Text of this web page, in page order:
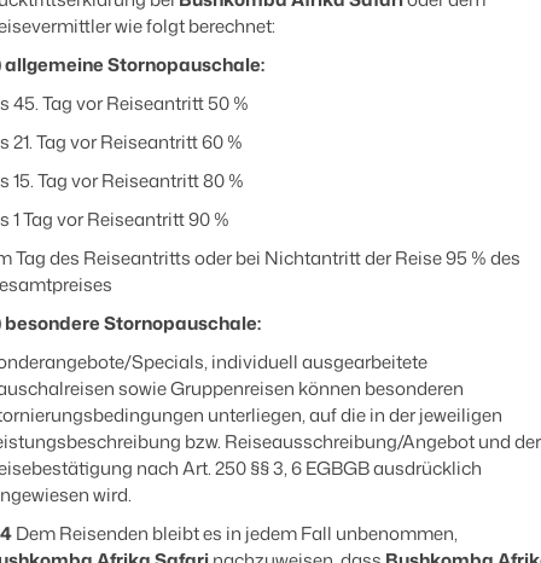
wie folgt berechnet:
allgemeine Stornopauschale:
45. Tag vor Reiseantritt 50 %
21. Tag vor Reiseantritt 60 %
15. Tag vor Reiseantritt 80 %
1 Tag vor Reiseantritt 90 %
Tag des Reiseantritts oder bei Nichtantritt der Reise 95 % des
besondere Stornopauschale:
Specials, individuell ausgearbeitete
sowie Gruppenreisen können besonderen
unterliegen, auf die in der jeweiligen
bzw. Reiseausschreibung/Angebot und der
nach Art. 250 §§ 3, 6 EGBGB ausdrücklich
wird.
Dem Reisenden bleibt es in jedem Fall unbenommen,